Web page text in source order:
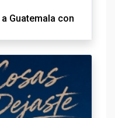
Guatemala con